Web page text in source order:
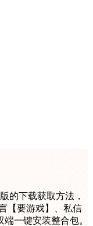
的下载获取方法，
【要游戏】、私信
一键安装整合包。